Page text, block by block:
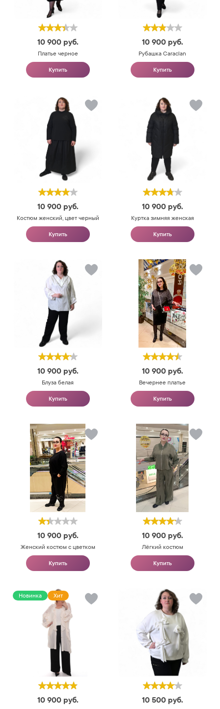
10 900 руб.
Платье черное
Купить
10 900 руб.
Рубашка Caraclan
Купить
10 900 руб.
Костюм женский, цвет черный
Купить
10 900 руб.
Куртка зимняя женская
Купить
10 900 руб.
Блуза белая
Купить
10 900 руб.
Вечернее платье
Купить
10 900 руб.
Женский костюм с цветком
Купить
10 900 руб.
Лёгкий костюм
Купить
Новинка Хит
10 900 руб. 10 500 руб.